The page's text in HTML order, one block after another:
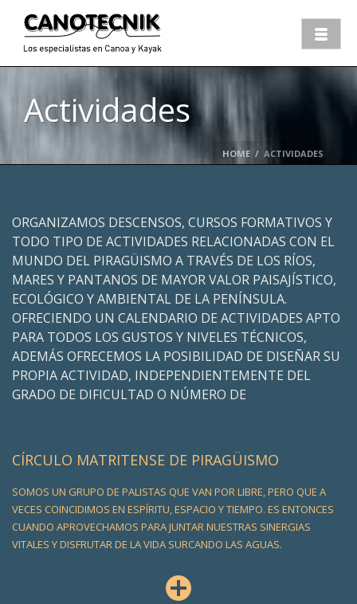
Actividades
HOME / ACTIVIDADES
ORGANIZAMOS DESCENSOS, CURSOS FORMATIVOS Y
TODO TIPO DE ACTIVIDADES RELACIONADAS CON EL
MUNDO DEL PIRAGÜISMO A TRAVÉS DE LOS RÍOS,
MARES Y PANTANOS DE MAYOR VALOR PAISAJÍSTICO,
ECOLÓGICO Y AMBIENTAL DE LA PENÍNSULA.
OFRECIENDO UN CALENDARIO DE ACTIVIDADES APTO
PARA TODOS LOS GUSTOS Y NIVELES TÉCNICOS,
ADEMÁS OFRECEMOS LA POSIBILIDAD DE DISEÑAR SU
PROPIA ACTIVIDAD, INDEPENDIENTEMENTE DEL
GRADO DE DIFICULTAD O NÚMERO DE
CÍRCULO MATRITENSE DE PIRAGÜISMO
SOMOS UN GRUPO DE PALISTAS QUE VAN POR LIBRE, PERO QUE A
VECES COINCIDIMOS EN ESPÍRITU, ESPACIO Y TIEMPO. ES ENTONCES
CUANDO APROVECHAMOS PARA JUNTAR NUESTRAS SINERGIAS
VITALES Y DISFRUTAR DE LA VIDA SURCANDO LAS AGUAS.